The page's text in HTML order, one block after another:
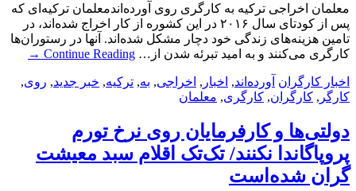
معلمان اخراجی ترکیه به کارگری روی آورده‌اندمعلمان ترکیه‌ای که
پس از کودتای سال ۲۰۱۶ در این کشوره از کار اخراج شده‌اند، در
تامین هزینه‌های زندگی خود دچار مشکل شده‌اند. آنها در رستوران‌ها
کارگری می‌کنند و به امید تبرئه شدن از… Continue Reading
→
اخبار کارگران آورده‌اند, اخبار , اخراجی, به, ترکیه, خبر جدید, روی,
کارگر , کارگران, کارگری, معلمان
دولتی‌ها و کارفرمایان روی نرخ تورم
پروپاگاندا نکنند/ تک‌تک اقلام سبد معیشت
گران شده‌است